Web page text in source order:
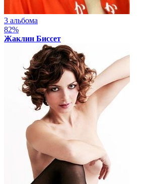
3 альбома
82%
Жаклин Биссет